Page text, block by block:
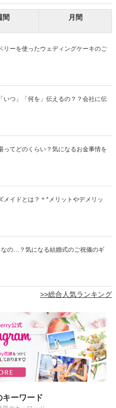
間 月間
ーを使ったウェディングケーキのご
いつ」「何を」伝えるの？？会社に伝
ってどのくらい？気になるお金事情を
メイドとは？＊*メリットやデメリッ
なの…？気になる結婚式のご祝儀のギ
>>総合人気ランキング
キーワード